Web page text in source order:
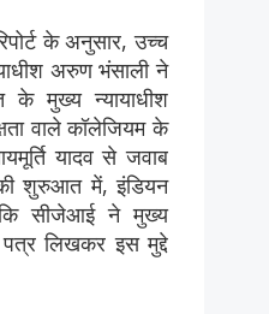
के अनुसार, उच्च
अरुण भंसाली ने
के मुख्य न्यायाधीश
वाले कॉलेजियम के
यादव से जवाब
शुरुआत में, इंडियन
सीजेआई ने मुख्य
पत्र लिखकर इस मुद्दे